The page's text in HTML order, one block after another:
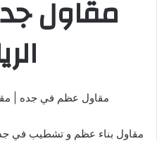
مقاول
مقاول عظم في جده |